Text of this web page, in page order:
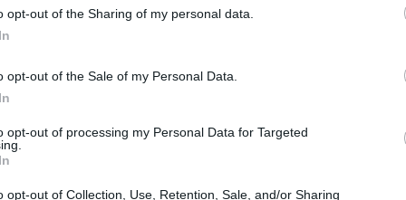
opt-out of the Sharing of my personal data.
opt-out of the Sale of my Personal Data.
opt-out of processing my Personal Data for Targeted
opt-out of Collection, Use, Retention, Sale, and/or Sharing
περιοδεία που έγινε στην
πόλεις της Ελλάδας.
είχε βγει ο Χάρρυ Κλυνν
καλή συνεργασία και μετά τον
σαν τον συνεργάτη που πέρασα
την έννοια του ότι είχε έναν